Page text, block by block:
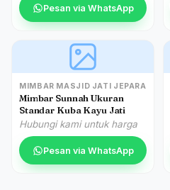
Pesan via WhatsApp
MIMBAR MASJID JATI JEPARA
Mimbar Sunnah Ukuran
Standar Kuba Kayu Jati
Hubungi kami untuk harga
Pesan via WhatsApp